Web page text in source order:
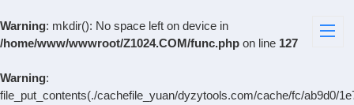
Warning: mkdir(): No space left on device in
/home/www/wwwroot/Z1024.COM/func.php on line 127
Warning:
file_put_contents(./cachefile_yuan/dyzytools.com/cache/fc/ab9d0/